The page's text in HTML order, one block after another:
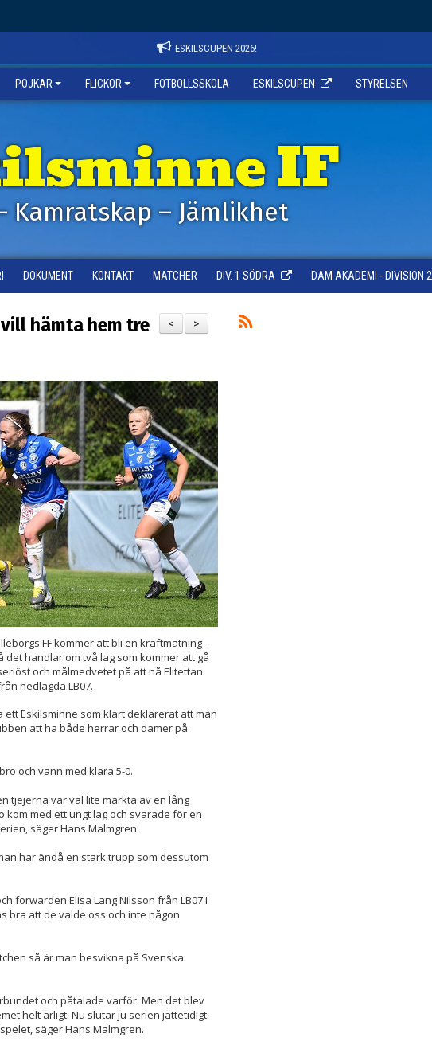
ESKILSCUPEN 2026!
POJKAR FLICKOR FOTBOLLSSKOLA ESKILSCUPEN STYRELSEN
IF
Kamratskap – Jämlikhet
DOKUMENT KONTAKT MATCHER DIV. 1 SÖDRA DAM AKADEMI - DIVISION 2
>
<
hämta hem tre
FF kommer att bli en kraftmätning -
handlar om två lag som kommer att gå
och målmedvetet på att nå Elitettan
nedlagda LB07.
Eskilsminne som klart deklarerat att man
att ha både herrar och damer på
och vann med klara 5-0.
tjejerna var väl lite märkta av en lång
med ett ungt lag och svarade för en
säger Hans Malmgren.
har ändå en stark trupp som dessutom
forwarden Elisa Lang Nilsson från LB07 i
bra att de valde oss och inte någon
så är man besvikna på Svenska
och påtalade varför. Men det blev
helt ärligt. Nu slutar ju serien jättetidigt.
säger Hans Malmgren.